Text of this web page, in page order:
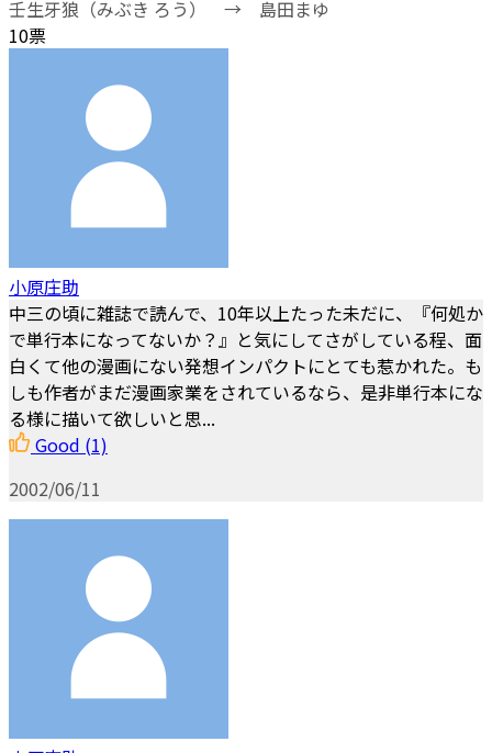
壬生牙狼（みぶき ろう） → 島田まゆ
10票
小原庄助
中三の頃に雑誌で読んで、10年以上たった未だに、『何処か
で単行本になってないか？』と気にしてさがしている程、面
白くて他の漫画にない発想インパクトにとても惹かれた。も
しも作者がまだ漫画家業をされているなら、是非単行本にな
る様に描いて欲しいと思...
Good (1)
2002/06/11